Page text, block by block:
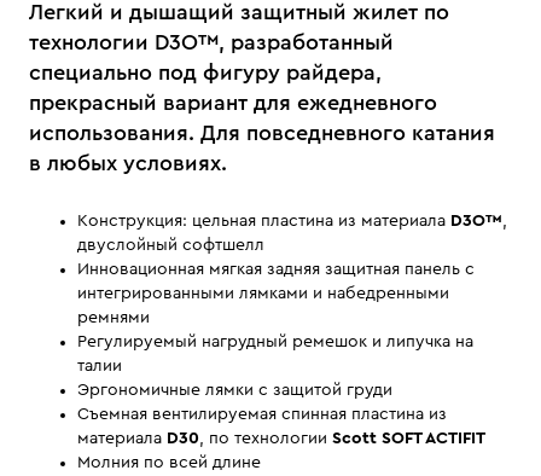
Легкий и дышащий защитный жилет по
технологии D3O™, разработанный
специально под фигуру райдера,
прекрасный вариант для ежедневного
использования. Для повседневного катания
в любых условиях.
Конструкция: цельная пластина из материала D3O™,
двуслойный софтшелл
Инновационная мягкая задняя защитная панель с
интегрированными лямками и набедренными
ремнями
Регулируемый нагрудный ремешок и липучка на
талии
Эргономичные лямки с защитой груди
Съемная вентилируемая спинная пластина из
материала D30, по технологии Scott SOFT ACTIFIT
Молния по всей длине